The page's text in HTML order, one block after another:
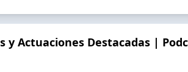
y Actuaciones Destacadas |